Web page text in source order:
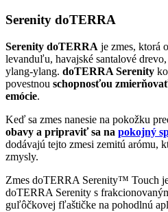
Serenity doTERRA
Serenity doTERRA je zmes, ktorá
levanduľu, havajské santalové
ylang-ylang. doTERRA Serenity
povestnou schopnosťou
emócie.
Keď sa zmes nanesie na pokožku
obavy a pripraviť sa na pokojný
dodávajú tejto zmesi zemitú arómu,
zmysly.
Zmes doTERRA Serenity™ Touch
doTERRA Serenity s
guľôčkovej fľaštičke na pohodlnú